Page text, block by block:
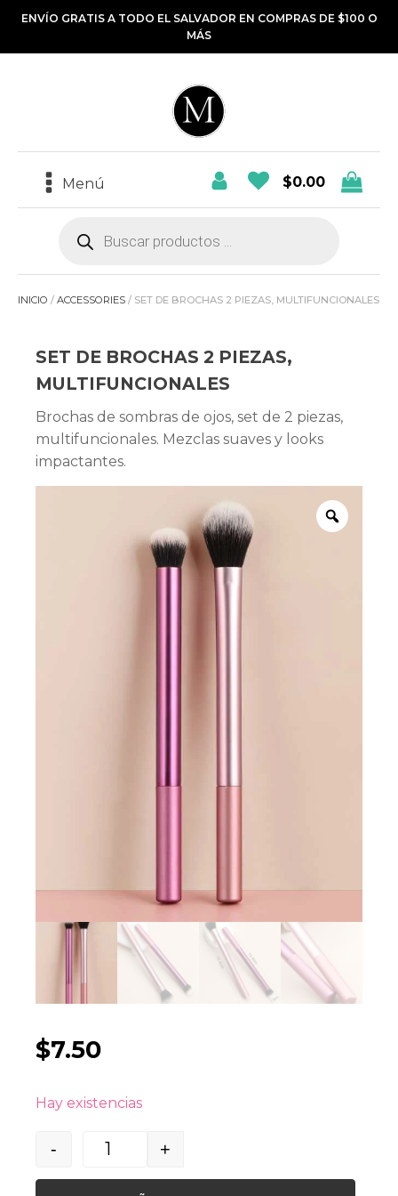
ENVÍO GRATIS A TODO EL SALVADOR EN COMPRAS DE $100 O
MÁS
Menú $0.00
Búsqueda
INICIO / ACCESSORIES / SET DE BROCHAS 2 PIEZAS, MULTIFUNCIONALES
SET DE BROCHAS 2 PIEZAS,
MULTIFUNCIONALES
Brochas de sombras de ojos, set de 2 piezas,
multifuncionales. Mezclas suaves y looks
impactantes.
$7.50
Hay existencias
- +